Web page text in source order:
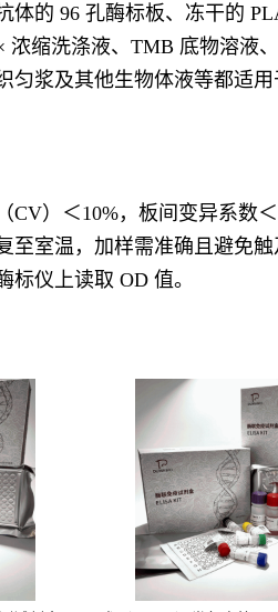
体的 96 孔酶标板、冻干的
浓缩洗涤液、TMB 底物溶液
匀浆及其他生物体液等都适用
）＜10%，板间变异系数＜
至室温，加样需准确且避免
仪上读取 OD 值。